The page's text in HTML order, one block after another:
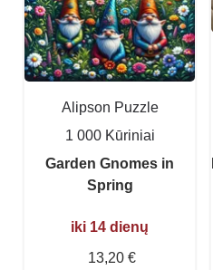
Alipson Puzzle
1 000 Kūriniai
Garden Gnomes in
Spring
iki 14 dienų
13,20 €